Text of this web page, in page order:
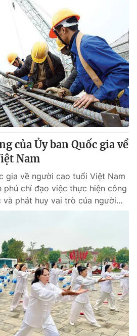
của Ủy ban Quốc gia về
Nam
gia về người cao tuổi Việt Nam
phủ chỉ đạo việc thực hiện công
phát huy vai trò của người...